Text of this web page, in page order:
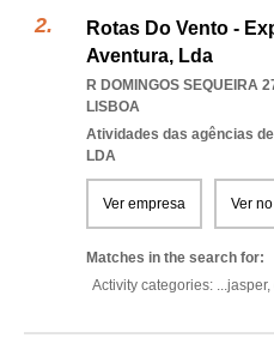
Rotas Do Vento -
Aventura, Lda
R DOMINGOS SEQUEIRA
LISBOA
Atividades das agências
LDA
Ver empresa Ver
Matches in the search for:
Activity categories: ...jasper,